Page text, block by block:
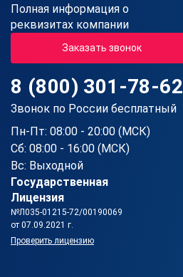
Полная информация о
реквизитах компании
Заказать звонок
8 (800) 301-78-62
Звонок по России бесплатный
Пн-Пт: 08:00 - 20:00 (МСК)
Сб: 08:00 - 16:00 (МСК)
Вс: Выходной
Государственная
Лицензия
№Л035-01215-72/00190069
от 07.09.2021 г.
Проверить лицензию